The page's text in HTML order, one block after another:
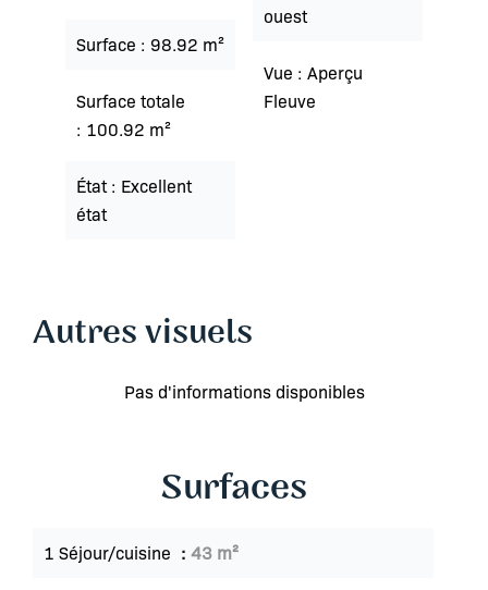
Surface 98.92 m²
Surface totale
100.92 m²
État
Excellent
état
ouest
Vue
Aperçu
Fleuve
Autres visuels
Pas d'informations disponibles
Surfaces
1 Séjour/cuisine 43 m²